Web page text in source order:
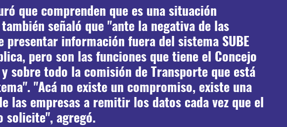
que comprenden que es una situación
señaló que "ante la negativa de las
presentar información fuera del sistema SUBE
pero son las funciones que tiene el Concejo
sobre todo la comisión de Transporte que está
"Acá no existe un compromiso, existe una
las empresas a remitir los datos cada vez que el
solicite", agregó.